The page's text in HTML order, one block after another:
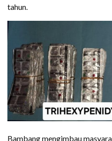
tahun.
Bambang mengimbau